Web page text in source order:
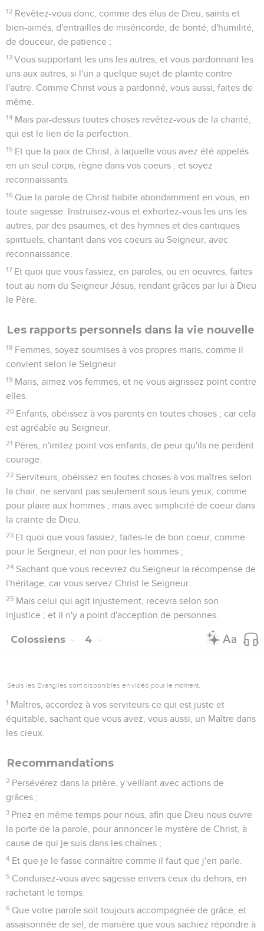
12 Revêtez-vous donc, comme des élus de Dieu, saints et
bien-aimés, d'entrailles de miséricorde, de bonté, d'humilité,
de douceur, de patience ;
13 Vous supportant les uns les autres, et vous pardonnant les
uns aux autres, si l'un a quelque sujet de plainte contre
l'autre. Comme Christ vous a pardonné, vous aussi, faites de
même.
14 Mais par-dessus toutes choses revêtez-vous de la charité,
qui est le lien de la perfection.
15 Et que la paix de Christ, à laquelle vous avez été appelés
en un seul corps, règne dans vos coeurs ; et soyez
reconnaissants.
16 Que la parole de Christ habite abondamment en vous, en
toute sagesse. Instruisez-vous et exhortez-vous les uns les
autres, par des psaumes, et des hymnes et des cantiques
spirituels, chantant dans vos coeurs au Seigneur, avec
reconnaissance.
17 Et quoi que vous fassiez, en paroles, ou en oeuvres, faites
tout au nom du Seigneur Jésus, rendant grâces par lui à Dieu
le Père.
Les rapports personnels dans la vie nouvelle
18 Femmes, soyez soumises à vos propres maris, comme il
convient selon le Seigneur.
19 Maris, aimez vos femmes, et ne vous aigrissez point contre
elles.
20 Enfants, obéissez à vos parents en toutes choses ; car cela
est agréable au Seigneur.
21 Pères, n'irritez point vos enfants, de peur qu'ils ne perdent
courage.
22 Serviteurs, obéissez en toutes choses à vos maîtres selon
la chair, ne servant pas seulement sous leurs yeux, comme
pour plaire aux hommes ; mais avec simplicité de coeur dans
la crainte de Dieu.
23 Et quoi que vous fassiez, faites-le de bon coeur, comme
pour le Seigneur, et non pour les hommes ;
24 Sachant que vous recevrez du Seigneur la récompense de
l'héritage, car vous servez Christ le Seigneur.
25 Mais celui qui agit injustement, recevra selon son
injustice ; et il n'y a point d'acception de personnes.
Colossiens 4
Seuls les Évangiles sont disponibles en vidéo pour le moment.
1 Maîtres, accordez à vos serviteurs ce qui est juste et
équitable, sachant que vous avez, vous aussi, un Maître dans
les cieux.
Recommandations
2 Persévérez dans la prière, y veillant avec actions de
grâces ;
3 Priez en même temps pour nous, afin que Dieu nous ouvre
la porte de la parole, pour annoncer le mystère de Christ, à
cause de qui je suis dans les chaînes ;
4 Et que je le fasse connaître comme il faut que j'en parle.
5 Conduisez-vous avec sagesse envers ceux du dehors, en
rachetant le temps.
6 Que votre parole soit toujours accompagnée de grâce, et
assaisonnée de sel, de manière que vous sachiez répondre à